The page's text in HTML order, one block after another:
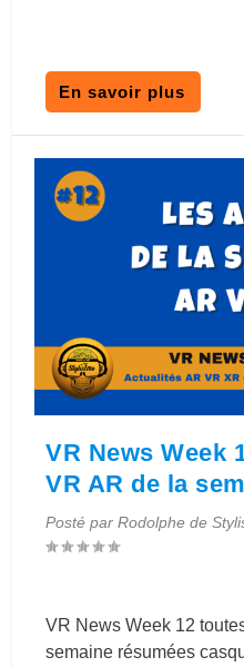
En savoir plus
VR News Week
VR AR de la
Posté parRodolphe de
VR News Week 12
semaine résumées